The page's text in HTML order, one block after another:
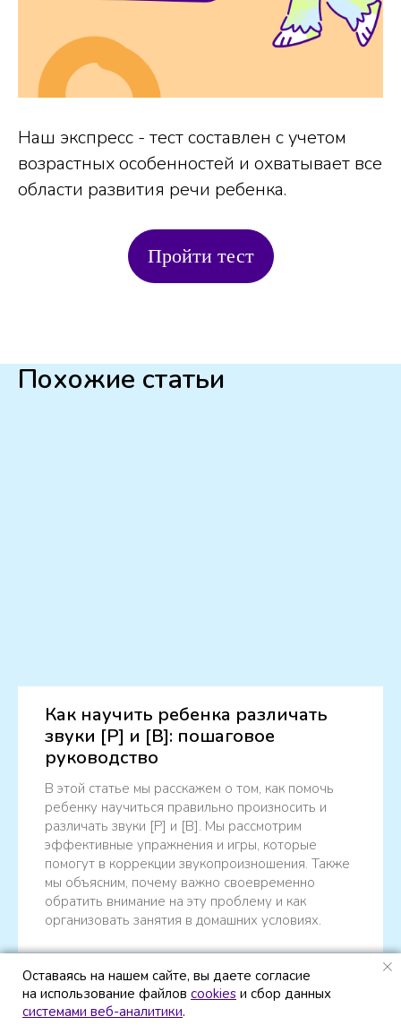
Оставаясь на нашем сайте, вы даете согласие
на использование файлов cookies и сбор данных
системами веб-аналитики.
Оставаясь на нашем сайте, вы даете согласие
на использование файлов cookies и сбор данных
системами веб-аналитики.
Наш экспресс - тест составлен с учетом
возрастных особенностей и охватывает все
области развития речи ребенка.
Пройти тест
Похожие статьи
Как научить ребенка различать
звуки [Р] и [В]: пошаговое
руководство
В этой статье мы расскажем о том, как помочь
ребенку научиться правильно произносить и
различать звуки [Р] и [В]. Мы рассмотрим
эффективные упражнения и игры, которые
помогут в коррекции звукопроизношения. Также
мы объясним, почему важно своевременно
обратить внимание на эту проблему и как
организовать занятия в домашних условиях.